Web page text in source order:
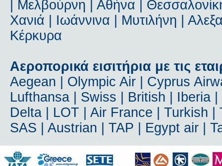
| Μελβούρνη | Αθήνα |
Χανιά | Ιωάννινα | Μυτιλήνη |
Κέρκυρα
Αεροπορικά εισιτήρια με τις
Aegean | Olympic Air | Cyprus
Lufthansa | Swiss | British | Iberia
Delta | LOT | Air France | Turkish |
SAS | Austrian | TAP | Egypt air |